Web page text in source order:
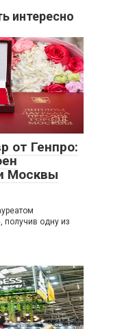
интересно
0
от Генпро:
Москвы
получив одну из